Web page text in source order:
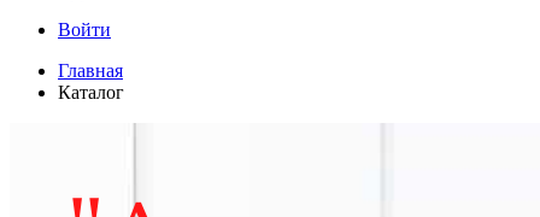
Войти
Главная
Каталог